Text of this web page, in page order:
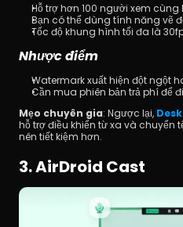
Hỗ trợ hơn 100 người xem cùng
Bạn có thể dùng tính năng vẽ
Tốc độ khung hình tối đa là
Nhược điểm
Watermark xuất hiện đột ngột
Cần mua phiên bản trả phí để
Mẹo chuyên gia: Ngược lại,
hỗ trợ điều khiển từ xa và
nên tiết kiệm hơn.
3. AirDroid Cast